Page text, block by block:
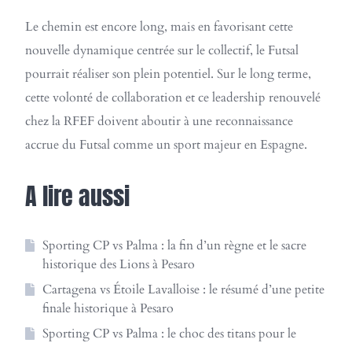
Le chemin est encore long, mais en favorisant cette
nouvelle dynamique centrée sur le collectif, le Futsal
pourrait réaliser son plein potentiel. Sur le long terme,
cette volonté de collaboration et ce leadership renouvelé
chez la RFEF doivent aboutir à une reconnaissance
accrue du Futsal comme un sport majeur en Espagne.
A lire aussi
Sporting CP vs Palma : la fin d’un règne et le sacre
historique des Lions à Pesaro
Cartagena vs Étoile Lavalloise : le résumé d’une petite
finale historique à Pesaro
Sporting CP vs Palma : le choc des titans pour le